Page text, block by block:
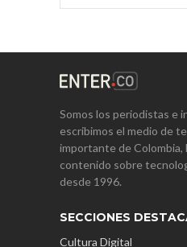
Somos los periodistas e
escribimos el medio de
importante de Colombia,
contenido sobre
desde 1996.
SECCIONES
Cultura Digital